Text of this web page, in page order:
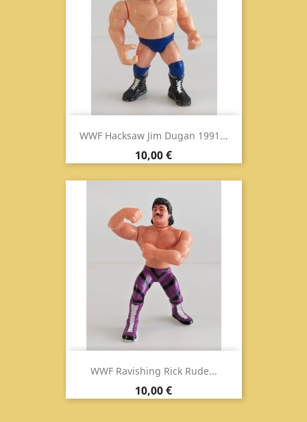
WWF Hacksaw Jim Dugan 1991...
Prezzo
10,00 €
WWF Ravishing Rick Rude...
Prezzo
10,00 €